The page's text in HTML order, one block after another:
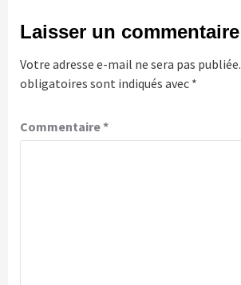
Laisser un commentaire
Votre adresse e-mail ne sera pas publiée.
obligatoires sont indiqués avec *
Commentaire*